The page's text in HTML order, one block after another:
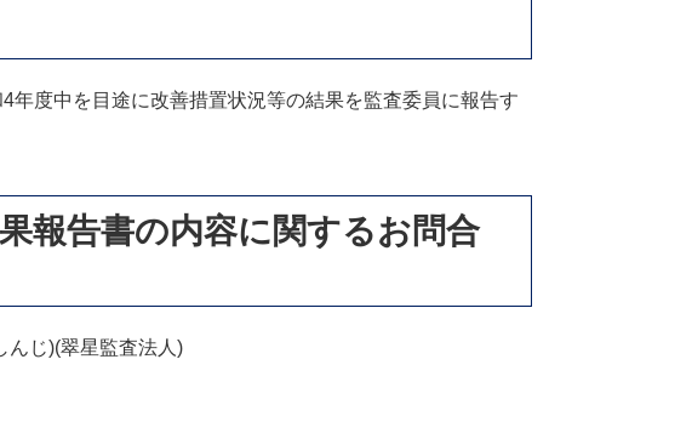
度中を目途に改善措置状況等の結果を監査委員に報告す
報告書の内容に関するお問合
じ)(翠星監査法人)